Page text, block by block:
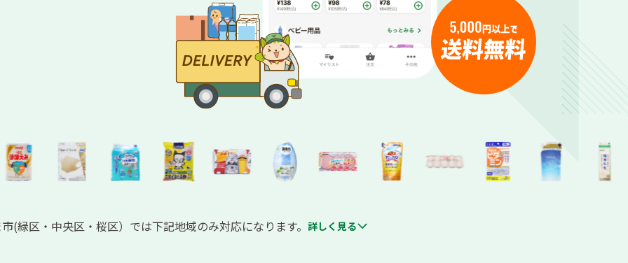
(緑区・中央区・桜区）では下記地域のみ対応になります。 詳しく見る